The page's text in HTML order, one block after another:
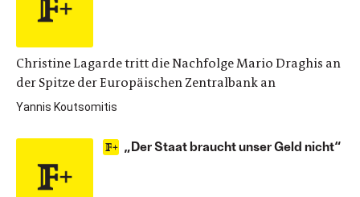
Christine Lagarde tritt die Nachfolge Mario Draghis an
der Spitze der Europäischen Zentralbank an
Yannis Koutsomitis
„Der Staat braucht unser Geld nicht“